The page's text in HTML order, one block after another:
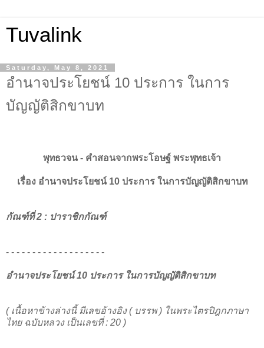
Tuvalink
Saturday, May 8, 2021
อำนาจประโยชน์ 10 ประการ ในการ
บัญญัติสิกขาบท
พุทธวจน - คําสอนจากพระโอษฐ์ พระพุทธเจ้า
เรื่อง อำนาจประโยชน์ 10 ประการ ในการบัญญัติสิกขาบท
กัณฑ์ที่ 2 : ปาราชิกกัณฑ์
- - - - - - - - - - - - - - - - - - -
อำนาจประโยชน์ 10 ประการ ในการบัญญัติสิกขาบท
( เนื้อหาข้างล่างนี้ มีเลขอ้างอิง ( บรรพ ) ในพระไตรปิฎกภาษา
ไทย ฉบับหลวง เป็นเลขที่ : 20 )